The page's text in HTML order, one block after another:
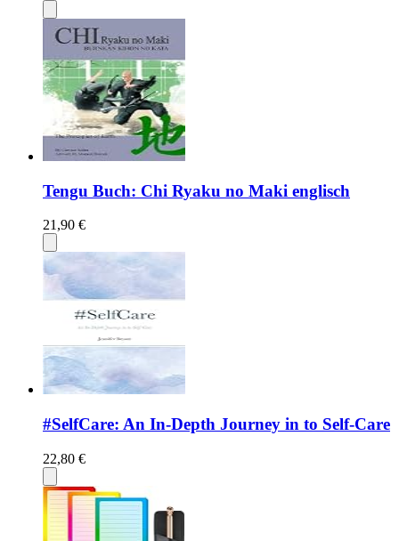
Tengu Buch: Chi Ryaku no Maki englisch
21,90 €
#SelfCare: An In-Depth Journey in to Self-Care
22,80 €